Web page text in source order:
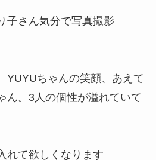
子さん気分で写真撮影
YUYUちゃんの笑顔、あえて
ん。3人の個性が溢れていて
れて欲しくなります